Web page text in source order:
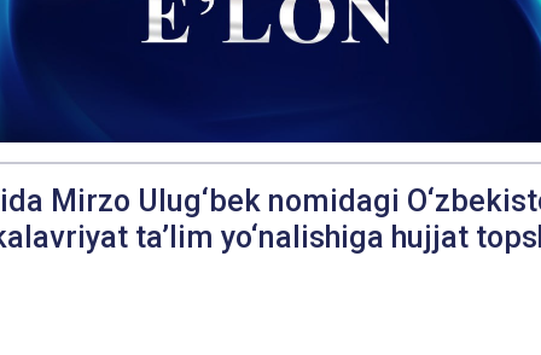
Mirzo Ulug‘bek nomidagi
ta’lim yo‘nalishiga hujjat